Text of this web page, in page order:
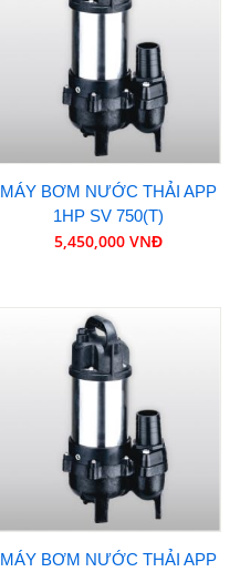
MÁY BƠM NƯỚC THẢI APP
1HP SV 750(T)
5,450,000 VNĐ
MÁY BƠM NƯỚC THẢI APP